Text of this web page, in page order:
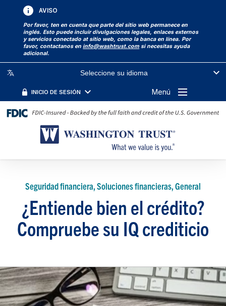
AVISO
Por favor, ten en cuenta que parte del sitio web permanece en
inglés. Esto puede incluir divulgaciones legales, enlaces externos
y servicios conectado at sitio web, como la banca en línea. Por
favor, contactanos eninfo@washtrust.com si necesitas ayuda
adicional.
Seleccione su idioma
INICIO DE SESIÓN Menú
Seguridad financiera, Soluciones financieras, General
¿Entiende bien el crédito?
Compruebe su IQ crediticio